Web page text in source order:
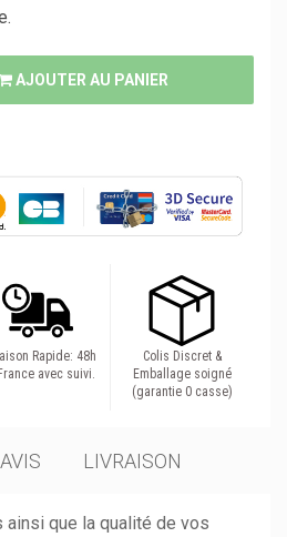
AJOUTER AU PANIER
Rapide: 48h
avec suivi.
Colis Discret &
Emballage soigné
(garantie 0 casse)
AVIS LIVRAISON
que la qualité de vos